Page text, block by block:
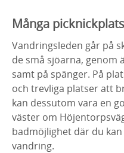
Många
Vandringsleden går på
de små sjöarna, genom
samt på spänger. På
och trevliga platser att
kan dessutom vara en
väster om
badmöjlighet där du
vandring.